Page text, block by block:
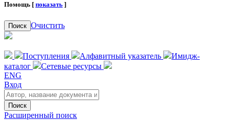
Помощь [ показать ]
Поиск Очистить
Поступления Алфавитный указатель
Имидж-
каталог
Сетевые ресурсы
ENG
Вход
Поиск
Расширенный поиск